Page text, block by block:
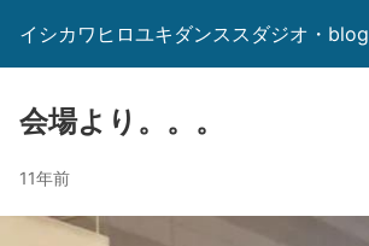
イシカワヒロユキダンススダジオ・blog
会場より。。。
11年前